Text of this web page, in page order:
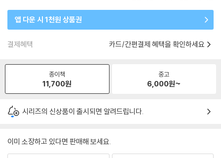
앱 다운 시 1천원 상품권
결제혜택 카드/간편결제 혜택을 확인하세요
종이책
11,700원
중고
6,000원~
시리즈의 신상품이 출시되면 알려드립니다.
이미 소장하고 있다면 판매해 보세요.